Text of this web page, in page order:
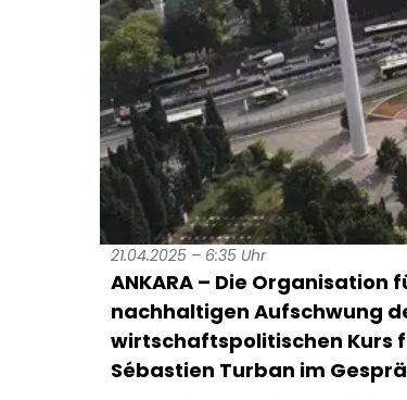
21.04.2025 – 6:35 Uhr
ANKARA – Die
nachhaltigen Aufschwung
wirtschaftspolitischen Kurs
Sébastien Turban im